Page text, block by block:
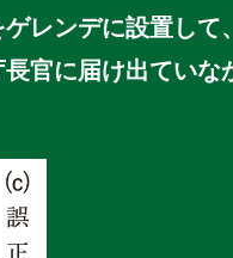
レンデに設置し
官に届け出ていな